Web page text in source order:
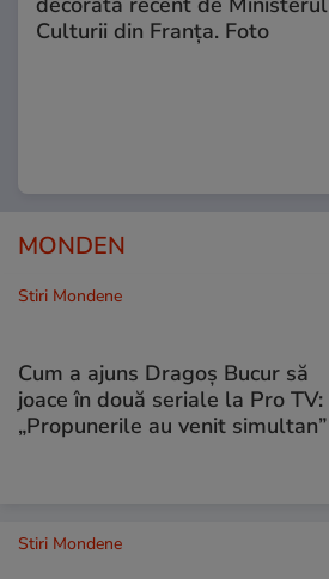
Culturii din Franța. Foto
MONDEN
Stiri Mondene
Cum a ajuns Dragoș Bucur să
joace în două seriale la Pro TV:
„Propunerile au venit simultan”
Stiri Mondene